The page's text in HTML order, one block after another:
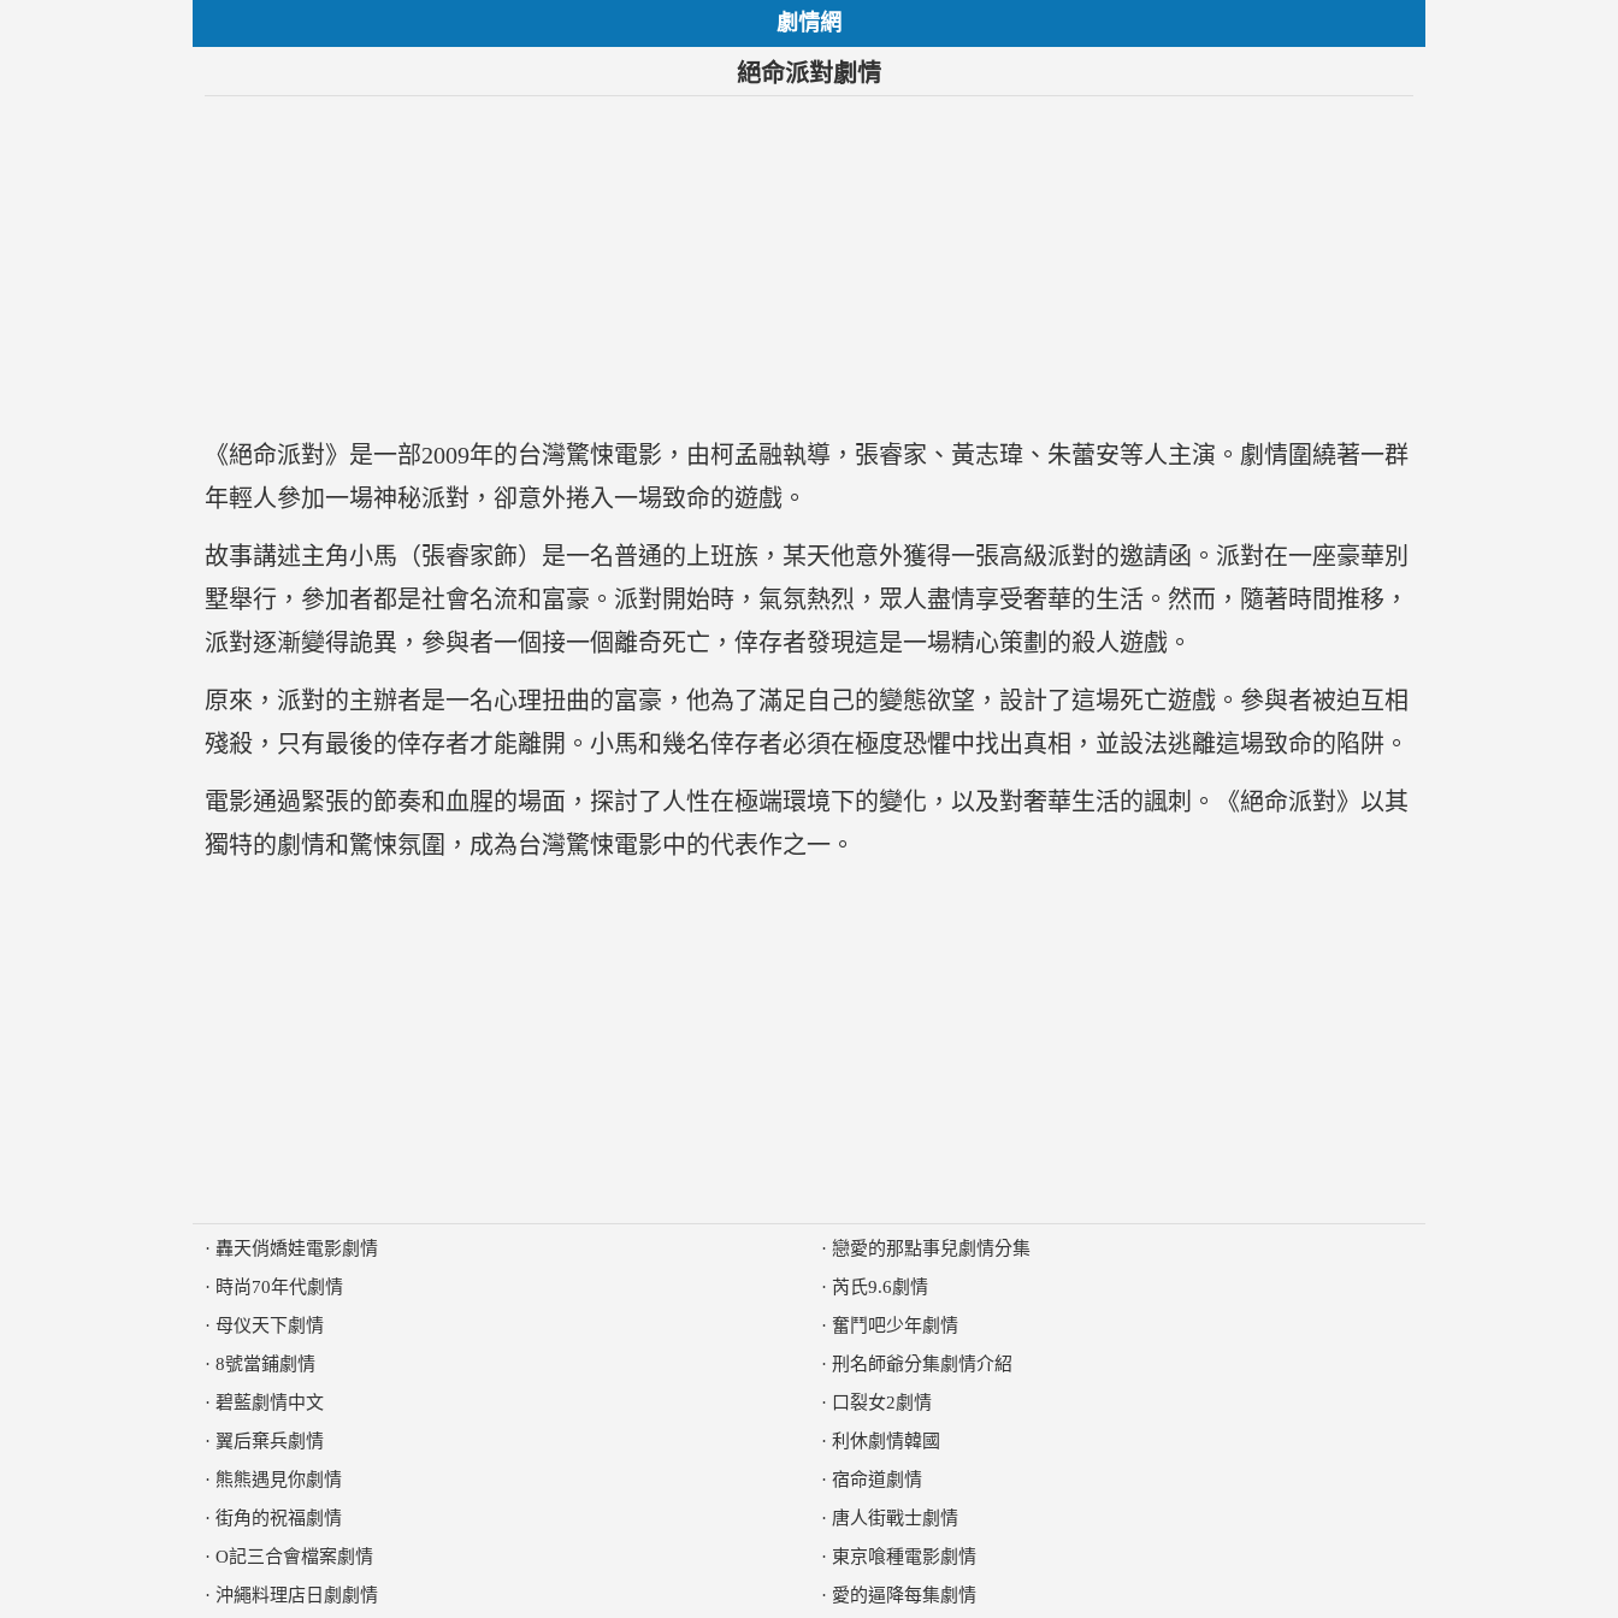
劇情網
絕命派對劇情
《絕命派對》是一部2009年的台灣驚悚電影，由柯孟融執導，張睿家、黃志瑋、朱蕾安等人主演。劇情圍繞著一群
年輕人參加一場神秘派對，卻意外捲入一場致命的遊戲。
故事講述主角小馬（張睿家飾）是一名普通的上班族，某天他意外獲得一張高級派對的邀請函。派對在一座豪華別
墅舉行，參加者都是社會名流和富豪。派對開始時，氣氛熱烈，眾人盡情享受奢華的生活。然而，隨著時間推移，
派對逐漸變得詭異，參與者一個接一個離奇死亡，倖存者發現這是一場精心策劃的殺人遊戲。
原來，派對的主辦者是一名心理扭曲的富豪，他為了滿足自己的變態欲望，設計了這場死亡遊戲。參與者被迫互相
殘殺，只有最後的倖存者才能離開。小馬和幾名倖存者必須在極度恐懼中找出真相，並設法逃離這場致命的陷阱。
電影通過緊張的節奏和血腥的場面，探討了人性在極端環境下的變化，以及對奢華生活的諷刺。《絕命派對》以其
獨特的劇情和驚悚氛圍，成為台灣驚悚電影中的代表作之一。
· 轟天俏嬌娃電影劇情
· 時尚70年代劇情
· 母仪天下劇情
· 8號當鋪劇情
· 碧藍劇情中文
· 翼后棄兵劇情
· 熊熊遇見你劇情
· 街角的祝福劇情
· O記三合會檔案劇情
· 沖繩料理店日劇劇情
· 戀愛的那點事兒劇情分集
· 芮氏9.6劇情
· 奮鬥吧少年劇情
· 刑名師爺分集劇情介紹
· 口裂女2劇情
· 利休劇情韓國
· 宿命道劇情
· 唐人街戰士劇情
· 東京喰種電影劇情
· 愛的逼降每集劇情